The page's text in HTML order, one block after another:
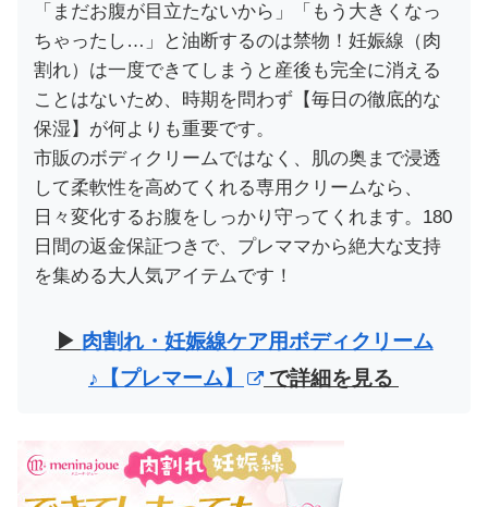
「まだお腹が目立たないから」「もう大きくなっ
ちゃったし…」と油断するのは禁物！妊娠線（肉
割れ）は一度できてしまうと産後も完全に消える
ことはないため、時期を問わず【毎日の徹底的な
保湿】が何よりも重要です。
市販のボディクリームではなく、肌の奥まで浸透
して柔軟性を高めてくれる専用クリームなら、
日々変化するお腹をしっかり守ってくれます。180
日間の返金保証つきで、プレママから絶大な支持
を集める大人気アイテムです！
▶︎ 肉割れ・妊娠線ケア用ボディクリーム
♪【プレマーム】
で詳細を見る